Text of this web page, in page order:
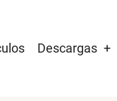
Descargas